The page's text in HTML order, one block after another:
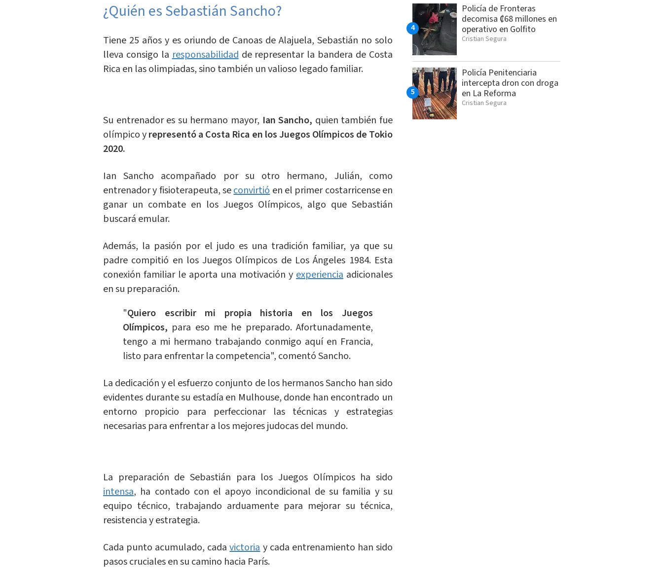
¿Quién es Sebastián Sancho?
Tiene 25 años y es oriundo de Canoas de Alajuela, Sebastián no solo
lleva consigo laresponsabilidadde representar la bandera de Costa
Rica en las olimpiadas, sino también un valioso legado familiar.
Su entrenador es su hermano mayor, Ian Sancho, quien también fue
olímpico yrepresentó a Costa Rica en los Juegos Olímpicos de Tokio
2020.
Ian Sancho acompañado por su otro hermano, Julián, como
entrenador y fisioterapeuta, seconvirtióen el primer costarricense en
ganar un combate en los Juegos Olímpicos, algo que Sebastián
buscará emular.
Además, la pasión por el judo es una tradición familiar, ya que su
padre compitió en los Juegos Olímpicos de Los Ángeles 1984. Esta
conexión familiar le aporta una motivación y experiencia adicionales
en su preparación.
"Quiero escribir mi propia historia en los Juegos
Olímpicos, para eso me he preparado. Afortunadamente,
tengo a mi hermano trabajando conmigo aquí en Francia,
listo para enfrentar la competencia", comentó Sancho.
La dedicación y el esfuerzo conjunto de los hermanos Sancho han sido
evidentes durante su estadía en Mulhouse, donde han encontrado un
entorno propicio para perfeccionar las técnicas y estrategias
necesarias para enfrentar a los mejores judocas del mundo.
La preparación de Sebastián para los Juegos Olímpicos ha sido
intensa, ha contado con el apoyo incondicional de su familia y su
equipo técnico, trabajando arduamente para mejorar su técnica,
resistencia y estrategia.
Cada punto acumulado, cadavictoriay cada entrenamiento han sido
pasos cruciales en su camino hacia París.
Policía de Fronteras
decomisa ₡68 millones en
operativo en Golfito
Cristian Segura
Policía Penitenciaria
intercepta dron con droga
en La Reforma
Cristian Segura